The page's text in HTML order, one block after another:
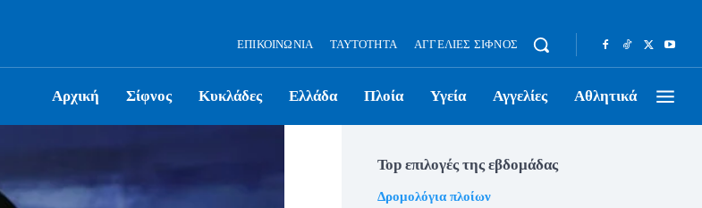
ΕΠΙΚΟΙΝΩΝΊΑ ΤΑΥΤΌΤΗΤΑ ΑΓΓΕΛΊΕΣ ΣΊΦΝΟΣ
Αρχική Σίφνος Κυκλάδες Ελλάδα Πλοία Υγεία Αγγελίες Αθλητικά
Top επιλογές της εβδομάδας
Δρομολόγια πλοίων